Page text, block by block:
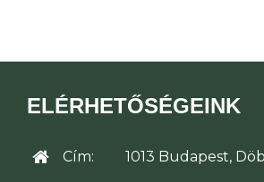
ELÉRHETŐSÉGEINK
Cím: 1013 Budapest,